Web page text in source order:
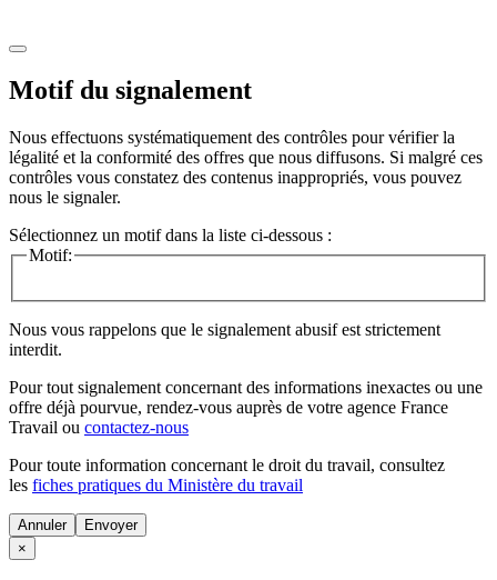
Motif du signalement
Nous effectuons systématiquement des contrôles pour vérifier la
légalité et la conformité des offres que nous diffusons. Si malgré ces
contrôles vous constatez des contenus inappropriés, vous pouvez
nous le signaler.
Sélectionnez un motif dans la liste ci-dessous :
Motif:
Nous vous rappelons que le signalement abusif est strictement
interdit.
Pour tout signalement concernant des informations inexactes ou une
offre déjà pourvue, rendez-vous auprès de votre agence France
Travail ou contactez-nous
Pour toute information concernant le droit du travail, consultez
les fiches pratiques du Ministère du travail
Annuler
×